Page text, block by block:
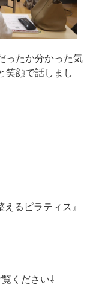
ったか分かった気
笑顔で話しまし
るピラティス』
ください⇩